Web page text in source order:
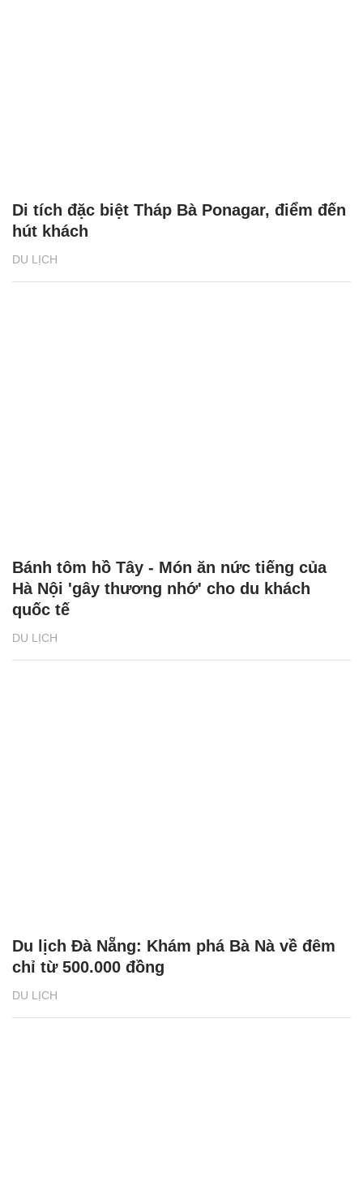
DU LỊCH
Di tích đặc biệt Tháp Bà Ponagar, điểm đến
hút khách
DU LỊCH
Bánh tôm hồ Tây - Món ăn nức tiếng của
Hà Nội 'gây thương nhớ' cho du khách
quốc tế
DU LỊCH
Du lịch Đà Nẵng: Khám phá Bà Nà về đêm
chỉ từ 500.000 đồng